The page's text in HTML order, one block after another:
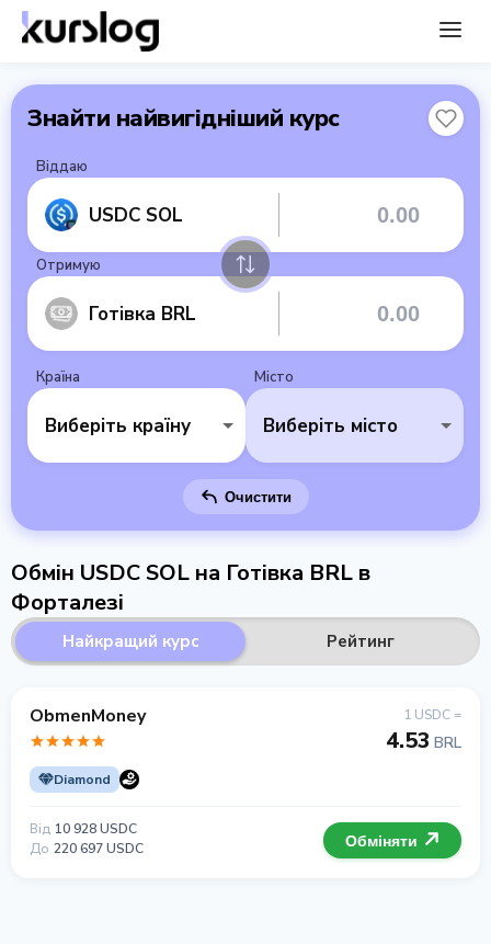
Знайти найвигідніший курс
Віддаю
USDC SOL
Отримую
Готівка BRL
Країна
Виберіть країну
Місто
Виберіть місто
Очистити
Обмін USDC SOL на Готівка BRL в
Форталезі
Найкращий курс Рейтинг
ObmenMoney
Diamond
1 USDC =
4.53 BRL
Від 10 928 USDC
До 220 697 USDC Обміняти